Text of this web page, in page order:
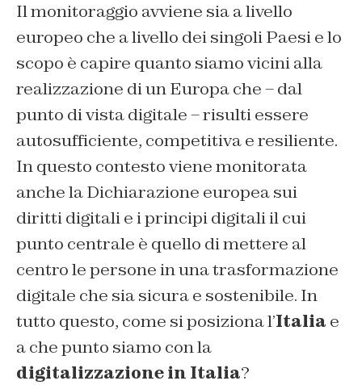
Il monitoraggio avviene sia a livello
europeo che a livello dei singoli Paesi e lo
scopo è capire quanto siamo vicini alla
realizzazione di un Europa che – dal
punto di vista digitale – risulti essere
autosufficiente, competitiva e resiliente.
In questo contesto viene monitorata
anche la Dichiarazione europea sui
diritti digitali e i principi digitali il cui
punto centrale è quello di mettere al
centro le persone in una trasformazione
digitale che sia sicura e sostenibile. In
tutto questo, come si posiziona l’Italia e
a che punto siamo con la
digitalizzazione in Italia?